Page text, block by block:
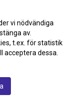
2021-07-01 08:37
2021-06-22 18:00
vi nödvändiga
av.
t.ex. för statistik
acceptera dessa.